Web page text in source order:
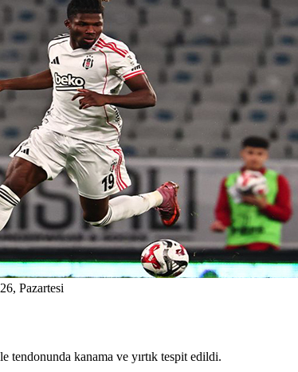
Pazartesi
kanama ve yırtık tespit edildi.